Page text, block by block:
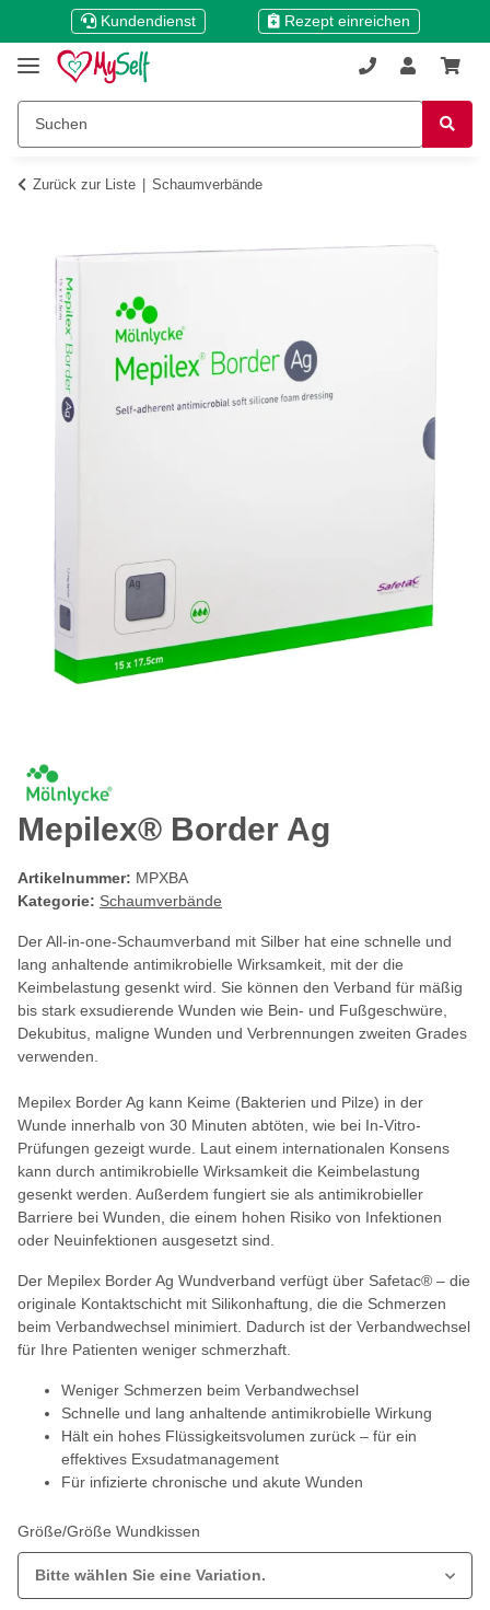
Kundendienst Rezept einreichen
Zurück zur Liste Schaumverbände
Mepilex® Border Ag
Artikelnummer: MPXBA
Kategorie: Schaumverbände
Der All-in-one-Schaumverband mit Silber hat eine schnelle und
lang anhaltende antimikrobielle Wirksamkeit, mit der die
Keimbelastung gesenkt wird. Sie können den Verband für mäßig
bis stark exsudierende Wunden wie Bein- und Fußgeschwüre,
Dekubitus, maligne Wunden und Verbrennungen zweiten Grades
verwenden.
Mepilex Border Ag kann Keime (Bakterien und Pilze) in der
Wunde innerhalb von 30 Minuten abtöten, wie bei In-Vitro-
Prüfungen gezeigt wurde. Laut einem internationalen Konsens
kann durch antimikrobielle Wirksamkeit die Keimbelastung
gesenkt werden. Außerdem fungiert sie als antimikrobieller
Barriere bei Wunden, die einem hohen Risiko von Infektionen
oder Neuinfektionen ausgesetzt sind.
Der Mepilex Border Ag Wundverband verfügt über Safetac® – die
originale Kontaktschicht mit Silikonhaftung, die die Schmerzen
beim Verbandwechsel minimiert. Dadurch ist der Verbandwechsel
für Ihre Patienten weniger schmerzhaft.
Weniger Schmerzen beim Verbandwechsel
Schnelle und lang anhaltende antimikrobielle Wirkung
Hält ein hohes Flüssigkeitsvolumen zurück – für ein
effektives Exsudatmanagement
Für infizierte chronische und akute Wunden
Größe/Größe Wundkissen
Bitte wählen Sie eine Variation.